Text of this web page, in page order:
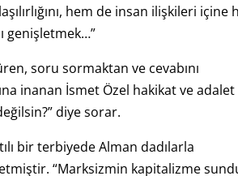
hem de insan ilişkileri içine
genişletmek…”
soru sormaktan ve cevabını
inanan İsmet Özel hakikat ve adalet
diye sorar.
bir terbiyede Alman dadılarla
“Marksizmin kapitalizme